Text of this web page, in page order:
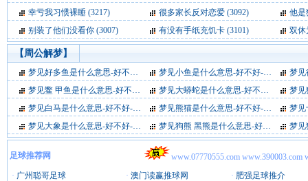
幸亏我习惯裸睡 (3217) 很多家长反对恋爱 (3092)
他是
别装了他们没看你 (3007) 有没有手纸充饥卡 (3101) 双休
【 周公解梦】
梦见好多鱼是什么意思-好不好-代表什么-周公解梦 (3348)
梦见小鱼是什么意思-好不好-代表什么-周公解梦
梦见很
梦见鳖 甲鱼是什么意思-好不好-代表什么-周公解梦
(3290)
梦见大蟒蛇是什么意思-好不好-代表什么-周公解梦
梦见狮
梦见白马是什么意思-好不好-代表什么-周公解梦
(3225)
梦见熊猫是什么意思-好不好-代表什么-周公解梦
梦见十
梦见大象是什么意思-好不好-代表什么-周公解梦
(3274)
梦见狗熊 黑熊是什么意思-好不好-代表什么-周公解梦 梦见狐
足球推荐网
www.07770555.com www.390003.com
· 广州聪哥足球
· 澳门读赢推球网
· 肥强足球推介